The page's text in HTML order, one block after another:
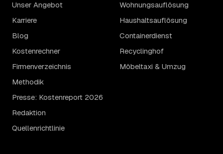
Unser Angebot
Karriere
Blog
Kostenrechner
Firmenverzeichnis
Methodik
Presse: Kostenreport 2026
Redaktion
Quellenrichtlinie
Wohnungsauflösung
Haushaltsauflösung
Containerdienst
Recyclinghof
Möbeltaxi & Umzug